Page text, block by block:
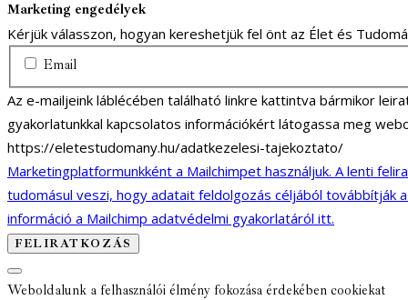
Marketing engedélyek
Kérjük válasszon, hogyan kereshetjük fel önt az Élet és
Email
Az e-mailjeink láblécében található linkre kattintva bármikor
gyakorlatunkkal kapcsolatos információkért látogassa meg
https://eletestudomany.hu/adatkezelesi-tajekoztato/
Marketingplatformunkként a Mailchimpet használjuk. A lenti
tudomásul veszi, hogy adatait feldolgozás céljából továbbítják
információ a Mailchimp adatvédelmi gyakorlatáról itt.
Weboldalunk a felhasználói élmény fokozása érdekében cookiekat